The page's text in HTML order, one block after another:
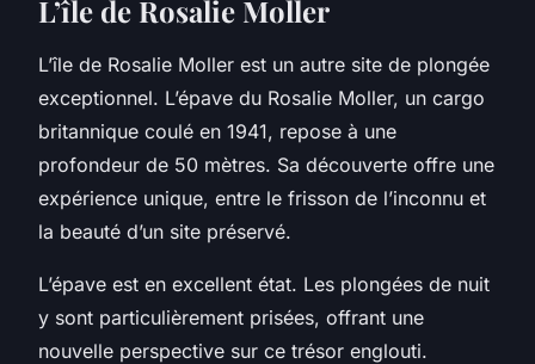
L’île de Rosalie Moller
L’île de Rosalie Moller est un autre site de plongée
exceptionnel. L’épave du Rosalie Moller, un cargo
britannique coulé en 1941, repose à une
profondeur de 50 mètres. Sa découverte offre une
expérience unique, entre le frisson de l’inconnu et
la beauté d’un site préservé.
L’épave est en excellent état. Les plongées de nuit
y sont particulièrement prisées, offrant une
nouvelle perspective sur ce trésor englouti.